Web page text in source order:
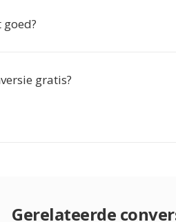
gratis?
Gerelateerde